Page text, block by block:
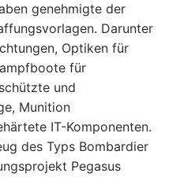
genehmigte der
Darunter
Optiken für
für
und
Munition
IT-Komponenten.
des Typs Bombardier
Pegasus